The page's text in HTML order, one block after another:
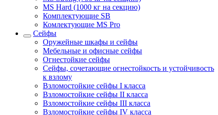
MS Hard (1000 кг на секцию)
Комплектующие SB
Комлектующие MS Pro
Сейфы
Оружейные шкафы и сейфы
Мебельные и офисные сейфы
Огнестойкие сейфы
Сейфы, сочетающие огнестойкость и устойчивость
к взлому
Взломостойкие сейфы I класса
Взломостойкие сейфы II класса
Взломостойкие сейфы III класса
Взломостойкие сейфы IV класса